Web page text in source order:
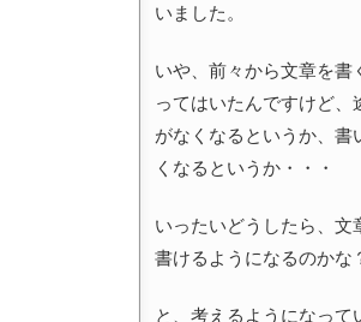
いました。
いや、前々から文章を書
ってはいたんですけど、
がなくなるというか、書
くなるというか・・・
いったいどうしたら、文
書けるようになるのかな
と、考えるようになって